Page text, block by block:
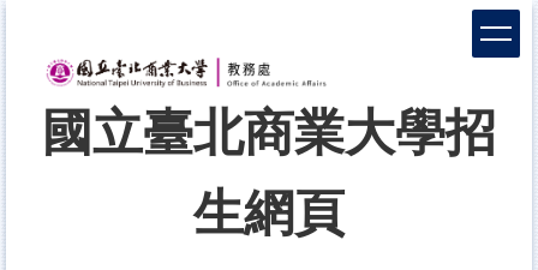
國立臺北商業大學招
生網頁